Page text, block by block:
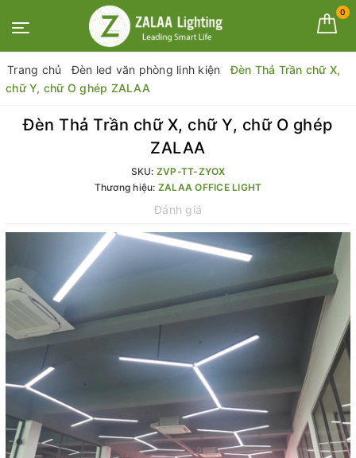
0
Trang chủ Đèn led văn phòng linh kiện
Đèn Thả Trần chữ X,
chữ Y, chữ O ghép ZALAA
Đèn Thả Trần chữ X, chữ Y, chữ O ghép
ZALAA
SKU: ZVP-TT-ZYOX
Thương hiệu: ZALAA OFFICE LIGHT
Đánh giá